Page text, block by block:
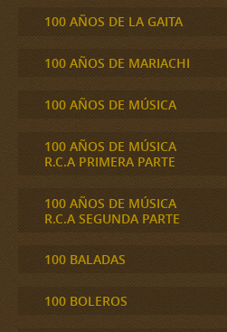
100 AÑOS DE LA GAITA
100 AÑOS DE MARIACHI
100 AÑOS DE MÚSICA
100 AÑOS DE MÚSICA
R.C.A PRIMERA PARTE
100 AÑOS DE MÚSICA
R.C.A SEGUNDA PARTE
100 BALADAS
100 BOLEROS